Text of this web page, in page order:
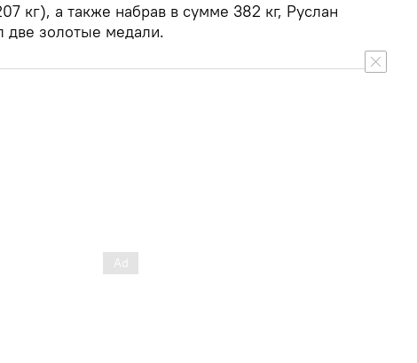
кг), а также набрав в сумме 382 кг, Руслан
две золотые медали.